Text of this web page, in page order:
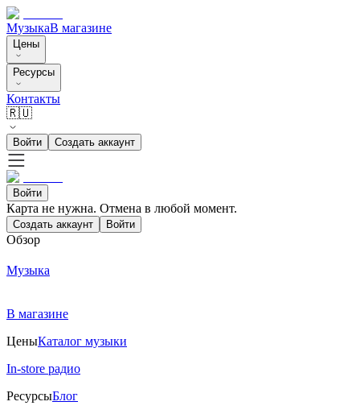
МузыкаВ магазине
Цены
Ресурсы
Контакты
🇷🇺
Войти Создать аккаунт
Войти
Карта не нужна. Отмена в любой момент.
Создать аккаунт Войти
Обзор
Музыка
В магазине
ЦеныКаталог музыки
In-store радио
РесурсыБлог